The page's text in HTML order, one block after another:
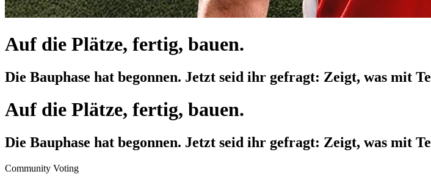
Auf die Plätze, fertig, bauen.
Die Bauphase hat begonnen. Jetzt seid ihr gefragt: Zeigt, was mit
Auf die Plätze, fertig, bauen.
Die Bauphase hat begonnen. Jetzt seid ihr gefragt: Zeigt, was mit
Community Voting